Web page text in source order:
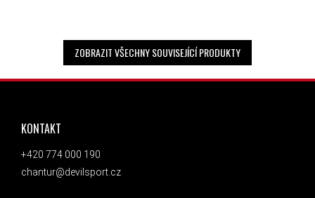
ZOBRAZIT VŠECHNY SOUVISEJÍCÍ PRODUKTY
ZÁPATÍ
KONTAKT
+420 774 000 190
chantur@devilsport.cz